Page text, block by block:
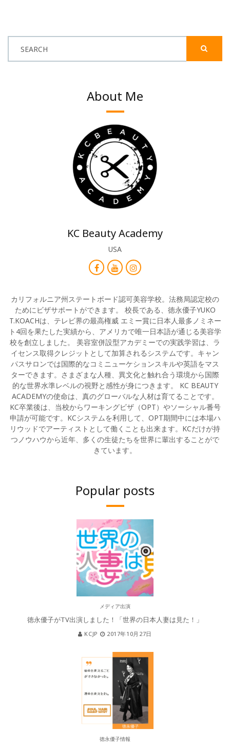
SEARCH
About Me
KC Beauty Academy
USA
カリフォルニア州ステートボード認可美容学校。法務局認定校の
ためにビザサポートができます。 校長である、徳永優子YUKO
T.KOACHは、テレビ界の最高権威 エミー賞に日本人最多ノミネー
ト4回を果たした実績から、アメリカで唯一日本語が通じる美容学
校を創立しました。 美容室併設型アカデミーでの実践学習は、ラ
イセンス取得クレジットとして加算されるシステムです。キャン
パスサロンでは国際的なコミニューケションスキルや英語をマス
ターできます。さまざまな人種、異文化と触れ合う環境から国際
的な世界水準レベルの視野と感性が身につきます。 KC BEAUTY
ACADEMYの使命は、真のグローバルな人材は育てることです。
KC卒業後は、当校からワーキングビザ（OPT）やソーシャル番号
申請が可能です。KCシステムを利用して、OPT期間中には本場ハ
リウッドでアーティストとして働くことも出来ます。KCだけが持
つノウハウから近年、多くの生徒たちを世界に輩出することがで
きています。
Popular posts
メディア出演
徳永優子がTV出演しました！「世界の日本人妻は見た！」
KCJP 2017年10月27日
徳永優子情報